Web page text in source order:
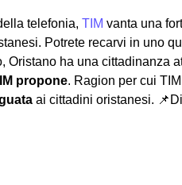
telefonia, TIM vanta una
Potrete recarvi in uno
Oristano ha una cittadinanza
propone. Ragion per cui
ai cittadini oristanesi.